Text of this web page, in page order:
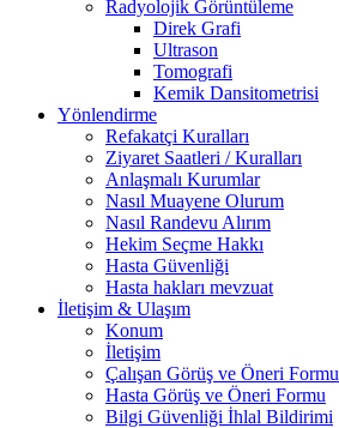
Radyolojik Görüntüleme
Direk Grafi
Ultrason
Tomografi
Kemik Dansitometrisi
Yönlendirme
Refakatçi Kuralları
Ziyaret Saatleri / Kuralları
Anlaşmalı Kurumlar
Nasıl Muayene Olurum
Nasıl Randevu Alırım
Hekim Seçme Hakkı
Hasta Güvenliği
Hasta hakları mevzuat
İletişim & Ulaşım
Konum
İletişim
Çalışan Görüş ve Öneri Formu
Hasta Görüş ve Öneri Formu
Bilgi Güvenliği İhlal Bildirimi